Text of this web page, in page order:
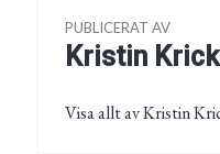
PUBLICERAT AV
Kristin
Visa allt av Kristin